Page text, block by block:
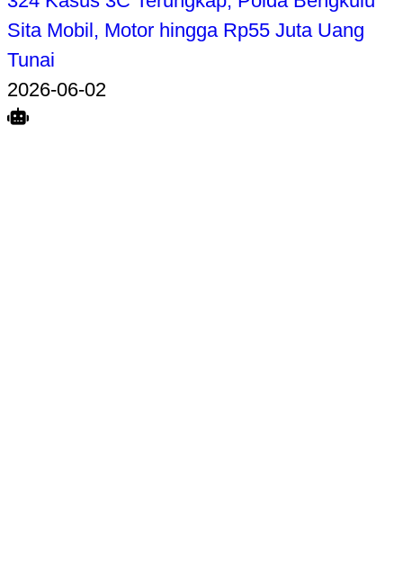
Sita Mobil, Motor hingga Rp55 Juta Uang
Tunai
2026-06-02